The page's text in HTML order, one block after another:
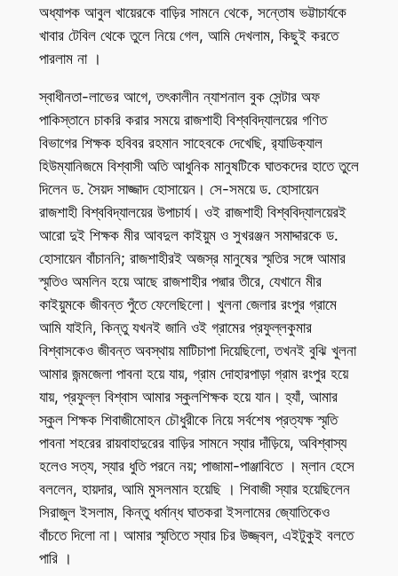
অধ্যাপক আবুল খায়েরকে বাড়ির সামনে থেকে, সন্তোষ ভট্টাচার্যকে
খাবার টেবিল থেকে তুলে নিয়ে গেল, আমি দেখলাম, কিছুই করতে
পারলাম না ।
স্বাধীনতা-লাভের আগে, তৎকালীন ন্যাশনাল বুক সেন্টার অফ
পাকিস্তানে চাকরি করার সময়ে রাজশাহী বিশ্ববিদ্যালয়ের গণিত
বিভাগের শিক্ষক হবিবর রহমান সাহেবকে দেখেছি, র‌্যাডিক্যাল
হিউম্যানিজমে বিশ্বাসী অতি আধুনিক মানুষটিকে ঘাতকদের হাতে তুলে
দিলেন ড. সৈয়দ সাজ্জাদ হোসায়েন। সে-সময়ে ড. হোসায়েন
রাজশাহী বিশ্ববিদ্যালয়ের উপাচার্য। ওই রাজশাহী বিশ্ববিদ্যালয়েরই
আরো দুই শিক্ষক মীর আবদুল কাইয়ুম ও সুখরঞ্জন সমাদ্দারকে ড.
হোসায়েন বাঁচাননি; রাজশাহীরই অজস্র মানুষের স্মৃতির সঙ্গে আমার
স্মৃতিও অমলিন হয়ে আছে রাজশাহীর পদ্মার তীরে, যেখানে মীর
কাইয়ুমকে জীবন্ত পুঁতে ফেলেছিলো। খুলনা জেলার রংপুর গ্রামে
আমি যাইনি, কিন্তু যখনই জানি ওই গ্রামের প্রফুল্লকুমার
বিশ্বাসকেও জীবন্ত অবস্থায় মাটিচাপা দিয়েছিলো, তখনই বুঝি খুলনা
আমার জন্মজেলা পাবনা হয়ে যায়, গ্রাম দোহারপাড়া গ্রাম রংপুর হয়ে
যায়, প্রফুল্ল বিশ্বাস আমার স্কুলশিক্ষক হয়ে যান। হ্যাঁ, আমার
স্কুল শিক্ষক শিবাজীমোহন চৌধুরীকে নিয়ে সর্বশেষ প্রত্যক্ষ স্মৃতি
পাবনা শহরের রায়বাহাদুরের বাড়ির সামনে স্যার দাঁড়িয়ে, অবিশ্বাস্য
হলেও সত্য, স্যার ধুতি পরনে নয়; পাজামা-পাঞ্জাবিতে । ম্লান হেসে
বললেন, হায়দার, আমি মুসলমান হয়েছি । শিবাজী স্যার হয়েছিলেন
সিরাজুল ইসলাম, কিন্তু ধর্মান্ধ ঘাতকরা ইসলামের জ্যোতিকেও
বাঁচতে দিলো না। আমার স্মৃতিতে স্যার চির উজ্জ্বল, এইটুকুই বলতে
পারি ।